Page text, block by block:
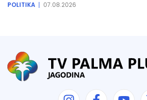
POLITIKA 07.08.2026